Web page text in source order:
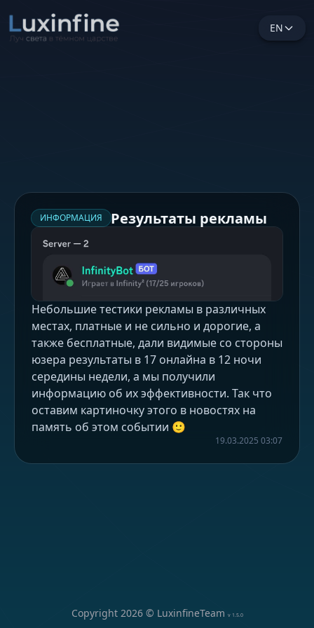
EN
ИНФОРМАЦИЯ Результаты рекламы
Небольшие тестики рекламы в различных
местах, платные и не сильно и дорогие, а
также бесплатные, дали видимые со стороны
юзера результаты в 17 онлайна в 12 ночи
середины недели, а мы получили
информацию об их эффективности. Так что
оставим картиночку этого в новостях на
память об этом событии 🙂
19.03.2025 03:07
Copyright 2026© LuxinfineTeam v 1.5.0